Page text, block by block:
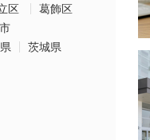
区
葛飾区
茨城県